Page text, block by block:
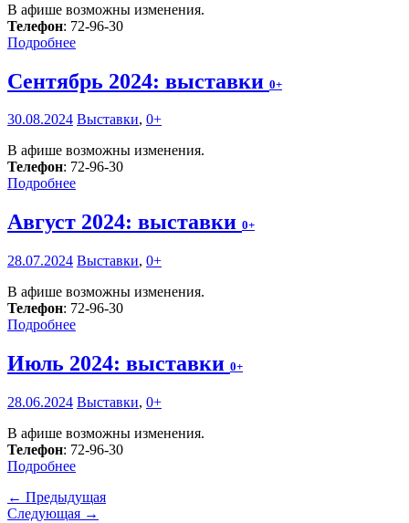
В афише возможны изменения.
Телефон: 72-96-30
Подробнее
Сентябрь 2024: выставки 0+
30.08.2024 Выставки, 0+
В афише возможны изменения.
Телефон: 72-96-30
Подробнее
Август 2024: выставки 0+
28.07.2024 Выставки, 0+
В афише возможны изменения.
Телефон: 72-96-30
Подробнее
Июль 2024: выставки 0+
28.06.2024 Выставки, 0+
В афише возможны изменения.
Телефон: 72-96-30
Подробнее
← Предыдущая
Следующая →